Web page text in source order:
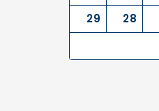
28
29